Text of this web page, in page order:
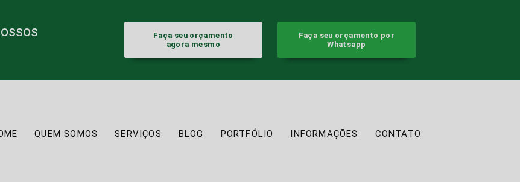
Faça seu orçamento
agora mesmo
Faça seu orçamento por
Whatsapp
QUEM SOMOS SERVIÇOS BLOG PORTFÓLIO INFORMAÇÕES CONTATO